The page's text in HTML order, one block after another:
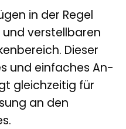
in der Regel
verstellbaren
Dieser
und einfaches An-
gleichzeitig für
an den